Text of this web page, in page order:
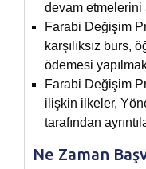
devam etmelerini
Farabi Değişim
karşılıksız burs,
ödemesi
Farabi Değişim
ilişkin ilkeler,
tarafından
Ne Zaman